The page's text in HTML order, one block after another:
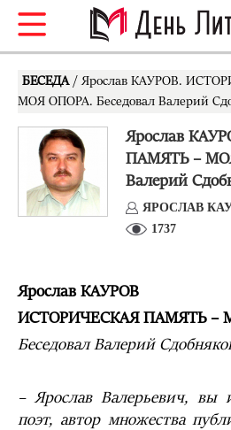
БЕСЕДА / Ярослав КАУРОВ.
МОЯ ОПОРА. Беседовал Валерий
Ярослав
ПАМЯТЬ –
Валерий
ЯРОСЛАВ
1737
Ярослав КАУРОВ
ИСТОРИЧЕСКАЯ ПАМЯТЬ –
Беседовал Валерий
– Ярослав Валерьевич, вы
поэт, автор множества